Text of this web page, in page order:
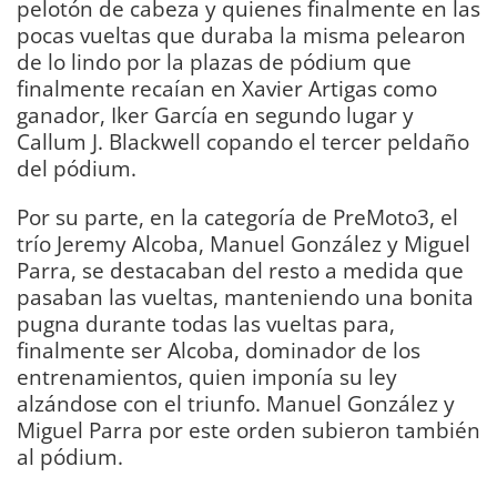
pelotón de cabeza y quienes finalmente en las
pocas vueltas que duraba la misma pelearon
de lo lindo por la plazas de pódium que
finalmente recaían en Xavier Artigas como
ganador, Iker García en segundo lugar y
Callum J. Blackwell copando el tercer peldaño
del pódium.
Por su parte, en la categoría de PreMoto3, el
trío Jeremy Alcoba, Manuel González y Miguel
Parra, se destacaban del resto a medida que
pasaban las vueltas, manteniendo una bonita
pugna durante todas las vueltas para,
finalmente ser Alcoba, dominador de los
entrenamientos, quien imponía su ley
alzándose con el triunfo. Manuel González y
Miguel Parra por este orden subieron también
al pódium.